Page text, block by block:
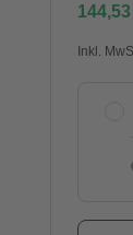
Inkl.